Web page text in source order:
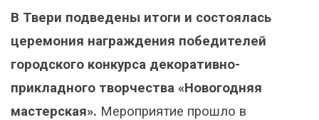
В Твери подведены итоги и состоялась
церемония награждения победителей
городского конкурса декоративно-
прикладного творчества «Новогодняя
мастерская». Мероприятие прошло в